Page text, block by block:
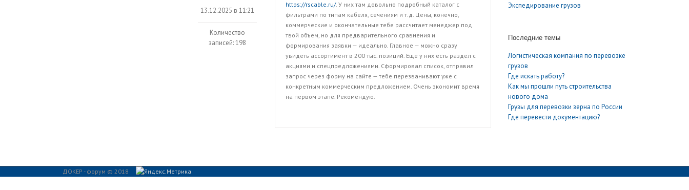
13.12.2025 в 11:21
Количество
записей: 198
https://rscable.ru/. У них там довольно подробный каталог с
фильтрами по типам кабеля, сечениям и т.д. Цены, конечно,
коммерческие и окончательные тебе рассчитает менеджер под
твой объем, но для предварительного сравнения и
формирования заявки — идеально. Главное — можно сразу
увидеть ассортимент в 200 тыс. позиций. Еще у них есть раздел с
акциями и спецпредложениями. Сформировал список, отправил
запрос через форму на сайте — тебе перезванивают уже с
конкретным коммерческим предложением. Очень экономит время
на первом этапе. Рекомендую.
Экспедирование грузов
Последние темы
Логистическая компания по перевозке
грузов
Где искать работу?
Как мы прошли путь строительства
нового дома
Грузы для перевозки зерна по России
Где перевести документацию?
ДОКЕР - форум © 2018